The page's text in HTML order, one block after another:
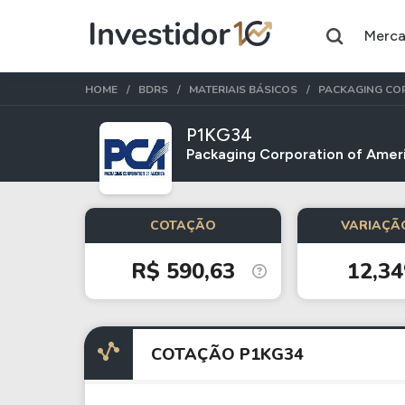
Assuntos do momento
Índice
Ibovespa
Índice
Ações
Taesa
Itausa
Ambev
FIIs
XPML11
RECR11
HOME BDRS MATERIAIS BÁSICOS PACKAGING
P1KG34
Packaging Corporation of
COTAÇÃO
R$ 590,63
COTAÇÃO P1KG34